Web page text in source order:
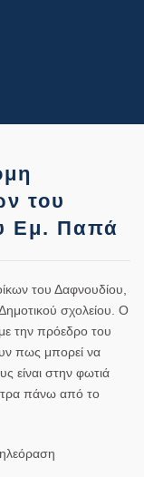
του
Εμ. Παπά
του Δαφνουδίου,
σχολείου. Ο
την πρόεδρο του
πως μπορεί να
είναι στην φωτιά
πάνω από το